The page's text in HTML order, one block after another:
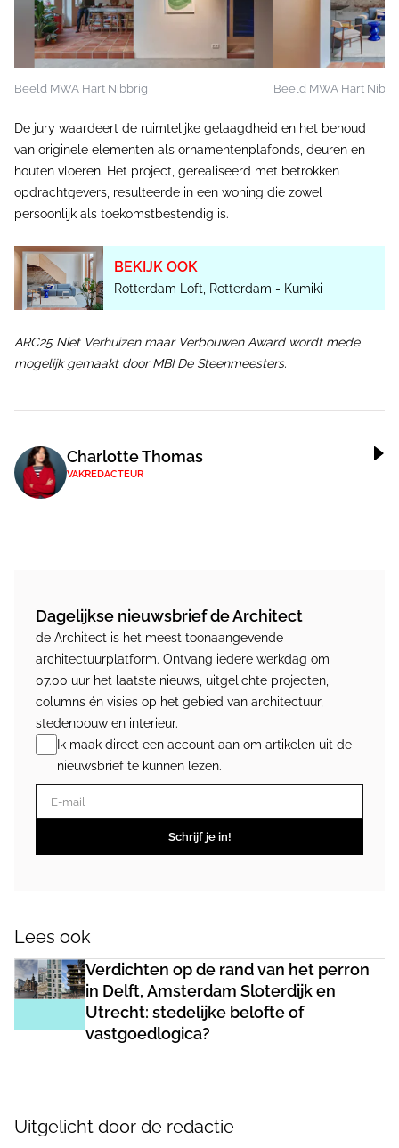
Beeld MWA Hart Nibbrig Beeld MWA Hart
De jury waardeert de ruimtelijke gelaagdheid en het behoud
van originele elementen als ornamentenplafonds, deuren en
houten vloeren. Het project, gerealiseerd met betrokken
opdrachtgevers, resulteerde in een woning die zowel
persoonlijk als toekomstbestendig is.
BEKIJK OOK
Rotterdam Loft, Rotterdam - Kumiki
ARC25 Niet Verhuizen maar Verbouwen Award wordt mede
mogelijk gemaakt door MBI De Steenmeesters.
Charlotte Thomas
VAKREDACTEUR
Dagelijkse nieuwsbrief de Architect
de Architect is het meest toonaangevende
architectuurplatform. Ontvang iedere werkdag om
07.00 uur het laatste nieuws, uitgelichte projecten,
columns én visies op het gebied van architectuur,
stedenbouw en interieur.
Ik maak direct een account aan om artikelen uit de
nieuwsbrief te kunnen lezen.
Schrijf je in!
Lees ook
Verdichten op de rand van het perron
in Delft, Amsterdam Sloterdijk en
Utrecht: stedelijke belofte of
vastgoedlogica?
Uitgelicht door de redactie